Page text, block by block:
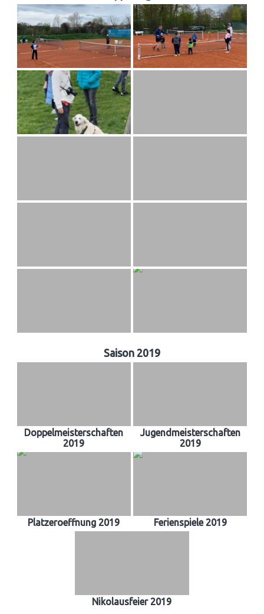
Saison 2019
Doppelmeisterschaften
2019
Jugendmeisterschaften
2019
Platzeroeffnung 2019 Ferienspiele 2019
Nikolausfeier 2019